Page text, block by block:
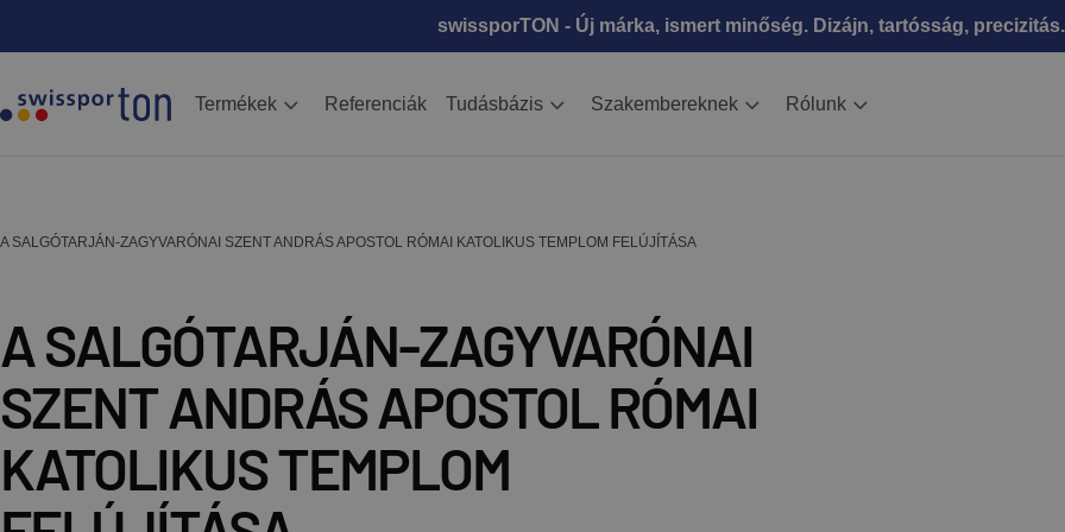
swissporTON - Új márka, ismert minőség. Dizájn, tartósság, precizitás.
Termékek Referenciák Tudásbázis Szakembereknek Rólunk
A SALGÓTARJÁN-ZAGYVARÓNAI SZENT ANDRÁS APOSTOL RÓMAI KATOLIKUS TEMPLOM FELÚJÍTÁSA
A SALGÓTARJÁN-ZAGYVARÓNAI
SZENT ANDRÁS APOSTOL RÓMAI
KATOLIKUS TEMPLOM